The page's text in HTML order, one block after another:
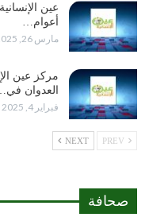
أعوام…
مارس 26, 2025
مركز عين
العدوان في…
فبراير 4, 2025
NEXT
صحافة